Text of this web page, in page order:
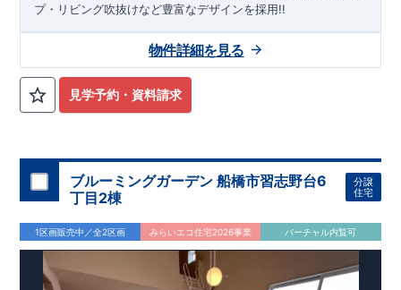
プ・リビング吹抜けなど豊富なデザインを採用!!
見学予約・資料請求
物件詳細を見る
ブルーミングガーデン 船橋市習志野台6
丁目2棟
分譲
住宅
1区画販売中／全2区画 みらいエコ住宅2026事業 バーチャル内覧可